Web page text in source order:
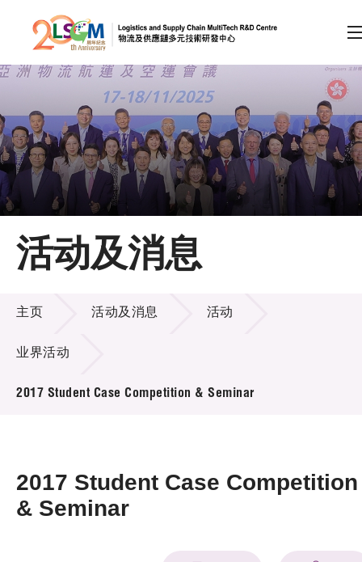
跳到内容（按回车键）
会员登录
A A EN 繁 简
主页
关于LSCM
技术商品化
项目及资助计划
新闻中心
活动及消息
活动及消息
主页 活动及消息 活动
业界活动
2017 Student Case Competition & Seminar
2017 Student Case Competition
& Seminar